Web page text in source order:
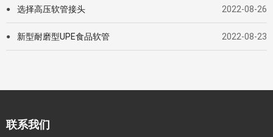
● 选择高压软管接头 2022-08-26
● 新型耐磨型UPE食品软管 2022-08-23
联系我们